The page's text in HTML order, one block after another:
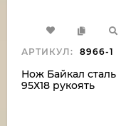
АРТИКУЛ: 8966-1
Нож Байкал сталь
95Х18 рукоять